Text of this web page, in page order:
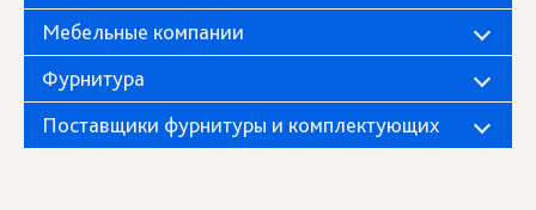
Мебельные компании
Фурнитура
Поставщики фурнитуры и комплектующих